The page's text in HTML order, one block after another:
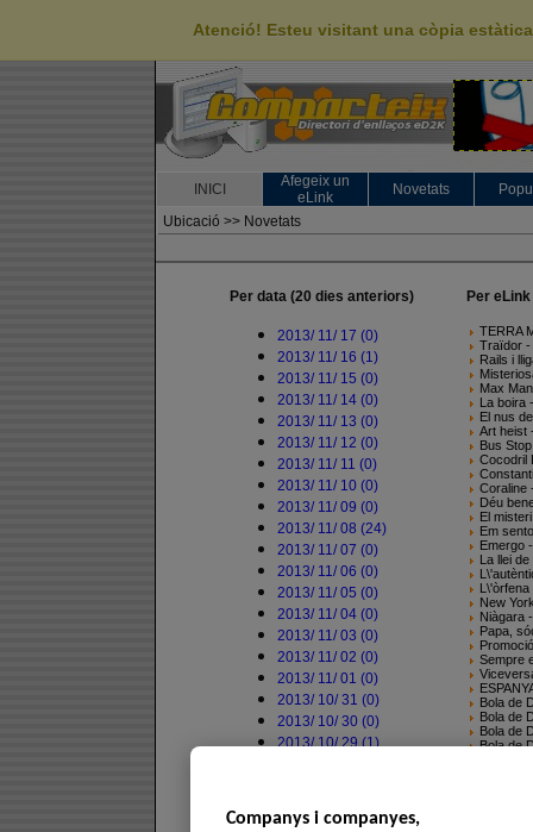
Atenció! Esteu visitant una còpia
INICI
Afegeix un
eLink
Novetats
Ubicació >> Novetats
Per data (20 dies anteriors)
2013/ 11/ 17 (0)
2013/ 11/ 16 (1)
2013/ 11/ 15 (0)
2013/ 11/ 14 (0)
2013/ 11/ 13 (0)
2013/ 11/ 12 (0)
2013/ 11/ 11 (0)
2013/ 11/ 10 (0)
2013/ 11/ 09 (0)
2013/ 11/ 08 (24)
2013/ 11/ 07 (0)
2013/ 11/ 06 (0)
2013/ 11/ 05 (0)
2013/ 11/ 04 (0)
2013/ 11/ 03 (0)
2013/ 11/ 02 (0)
2013/ 11/ 01 (0)
2013/ 10/ 31 (0)
2013/ 10/ 30 (0)
2013/ 10/ 29 (1)
Per
TERRA
Traïdor -
Rails i
Max
La boira
El nus
Art heist
Bus
Cocodril
Coraline
Déu
El
Em
Emergo
La llei
New
Niàgara
Papa,
Sempre
Bola de
Bola de
Bola de
Bola de
Companys i companyes,